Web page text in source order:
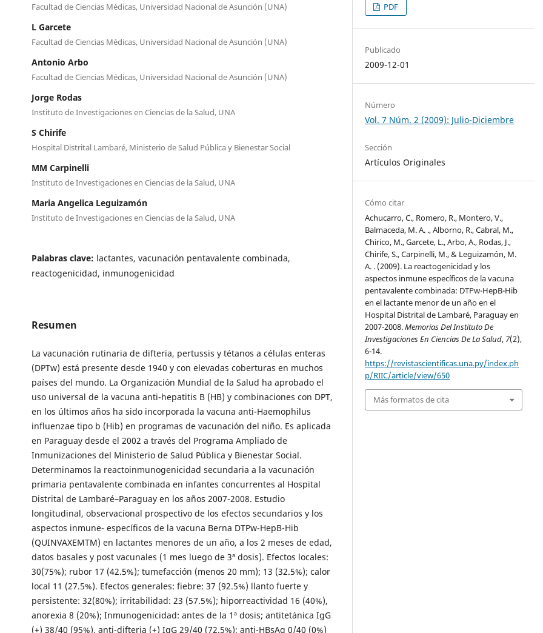
Facultad de Ciencias Médicas, Universidad Nacional de Asunción (UNA)
L Garcete
Facultad de Ciencias Médicas, Universidad Nacional de Asunción (UNA)
Antonio Arbo
Facultad de Ciencias Médicas, Universidad Nacional de Asunción (UNA)
Jorge Rodas
Instituto de Investigaciones en Ciencias de la Salud, UNA
S Chirife
Hospital Distrital Lambaré, Ministerio de Salud Pública y Bienestar Social
MM Carpinelli
Instituto de Investigaciones en Ciencias de la Salud, UNA
Maria Angelica Leguizamón
Instituto de Investigaciones en Ciencias de la Salud, UNA
Palabras clave: lactantes, vacunación pentavalente combinada,
reactogenicidad, inmunogenicidad
Resumen
La vacunación rutinaria de difteria, pertussis y tétanos a células enteras
(DPTw) está presente desde 1940 y con elevadas coberturas en muchos
países del mundo. La Organización Mundial de la Salud ha aprobado el
uso universal de la vacuna anti-hepatitis B (HB) y combinaciones con DPT,
en los últimos años ha sido incorporada la vacuna anti-Haemophilus
influenzae tipo b (Hib) en programas de vacunación del niño. Es aplicada
en Paraguay desde el 2002 a través del Programa Ampliado de
Inmunizaciones del Ministerio de Salud Pública y Bienestar Social.
Determinamos la reactoinmunogenicidad secundaria a la vacunación
primaria pentavalente combinada en infantes concurrentes al Hospital
Distrital de Lambaré–Paraguay en los años 2007-2008. Estudio
longitudinal, observacional prospectivo de los efectos secundarios y los
aspectos inmune- específicos de la vacuna Berna DTPw-HepB-Hib
(QUINVAXEMTM) en lactantes menores de un año, a los 2 meses de edad,
datos basales y post vacunales (1 mes luego de 3ª dosis). Efectos locales:
30(75%); rubor 17 (42.5%); tumefacción (menos 20 mm); 13 (32.5%); calor
local 11 (27.5%). Efectos generales: fiebre: 37 (92.5%) llanto fuerte y
persistente: 32(80%); irritabilidad: 23 (57.5%); hiporreactividad 16 (40%),
anorexia 8 (20%); Inmunogenicidad: antes de la 1ª dosis; antitetánica IgG
(+) 38/40 (95%), anti-difteria (+) IgG 29/40 (72.5%); anti-HBsAg 0/40 (0%)
PDF
Publicado
2009-12-01
Número
Vol. 7 Núm. 2 (2009): Julio-Diciembre
Sección
Artículos Originales
Cómo citar
Achucarro, C., Romero, R., Montero, V.,
Balmaceda, M. A. ., Alborno, R., Cabral, M.,
Chirico, M., Garcete, L., Arbo, A., Rodas, J.,
Chirife, S., Carpinelli, M., & Leguizamón, M.
A. . (2009). La reactogenicidad y los
aspectos inmune específicos de la vacuna
pentavalente combinada: DTPw-HepB-Hib
en el lactante menor de un año en el
Hospital Distrital de Lambaré, Paraguay en
2007-2008.Memorias Del Instituto De
Investigaciones En Ciencias De La Salud, 7(2),
6-14.
https://revistascientificas.una.py/index.ph
p/RIIC/article/view/650
Más formatos de cita